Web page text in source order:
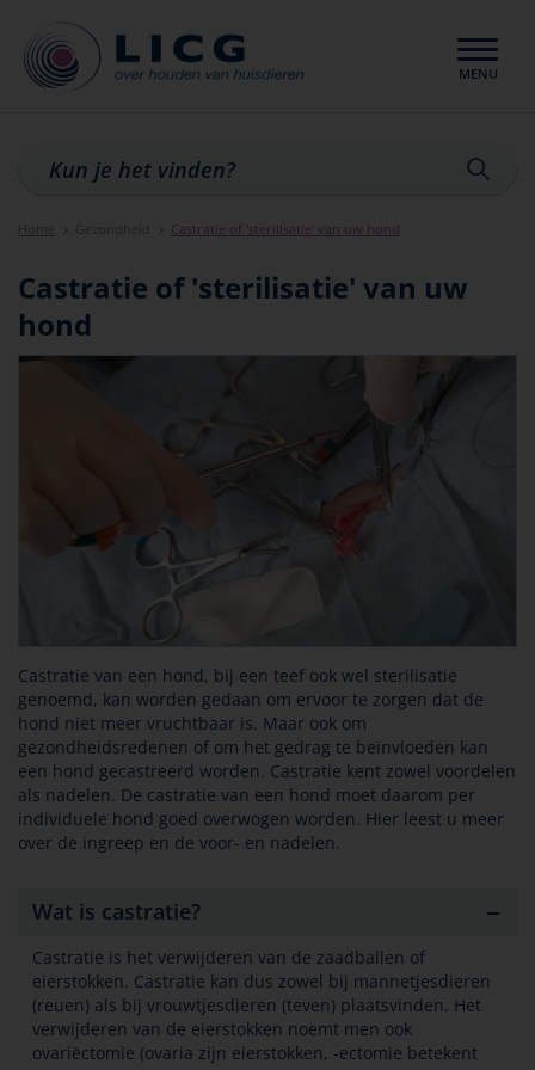
MENU
Home Gezondheid Castratie of 'sterilisatie' van uw hond
Castratie of 'sterilisatie' van uw
hond
Castratie van een hond, bij een teef ook wel sterilisatie
genoemd, kan worden gedaan om ervoor te zorgen dat de
hond niet meer vruchtbaar is. Maar ook om
gezondheidsredenen of om het gedrag te beïnvloeden kan
een hond gecastreerd worden. Castratie kent zowel voordelen
als nadelen. De castratie van een hond moet daarom per
individuele hond goed overwogen worden. Hier leest u meer
over de ingreep en de voor- en nadelen.
Wat is castratie?
Castratie is het verwijderen van de zaadballen of
eierstokken. Castratie kan dus zowel bij mannetjesdieren
(reuen) als bij vrouwtjesdieren (teven) plaatsvinden. Het
verwijderen van de eierstokken noemt men ook
ovariëctomie (ovaria zijn eierstokken, -ectomie betekent